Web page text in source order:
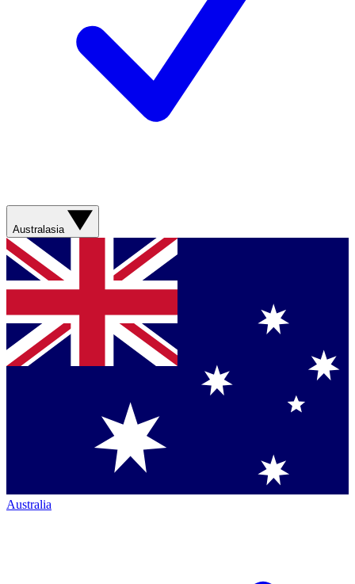
Australasia
Australia